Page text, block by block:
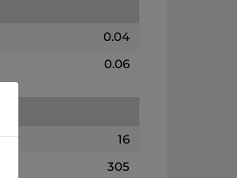
0.04
0.06
16
305